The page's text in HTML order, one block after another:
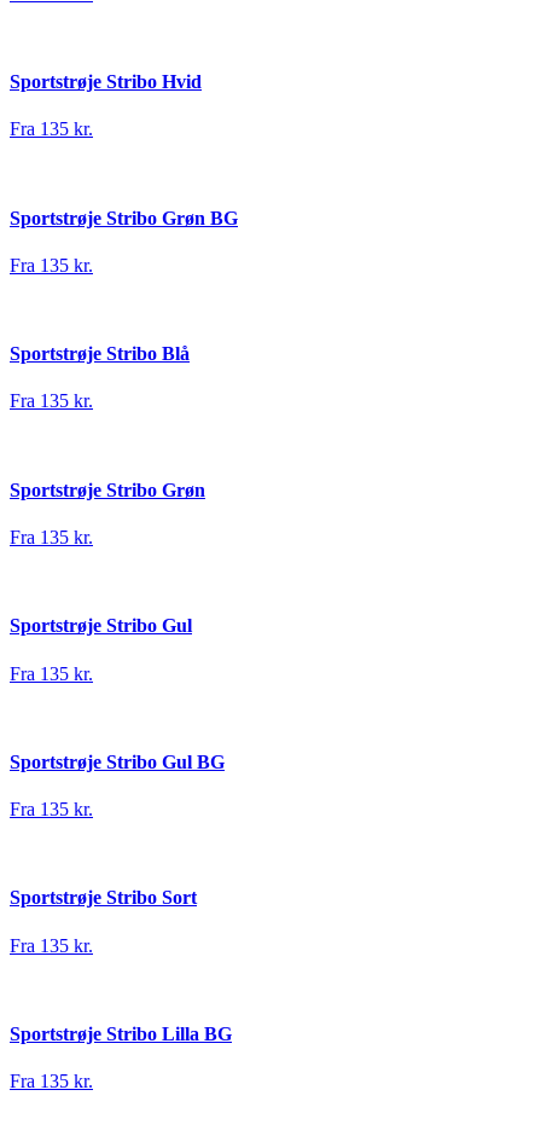
Sportstrøje Stribo Hvid
Fra 135 kr.
Sportstrøje Stribo Grøn BG
Fra 135 kr.
Sportstrøje Stribo Blå
Fra 135 kr.
Sportstrøje Stribo Grøn
Fra 135 kr.
Sportstrøje Stribo Gul
Fra 135 kr.
Sportstrøje Stribo Gul BG
Fra 135 kr.
Sportstrøje Stribo Sort
Fra 135 kr.
Sportstrøje Stribo Lilla BG
Fra 135 kr.